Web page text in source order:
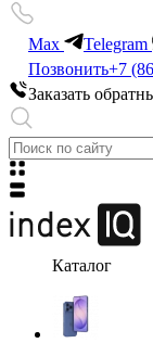
Max Telegram
Позвонить+7
Заказать
Каталог